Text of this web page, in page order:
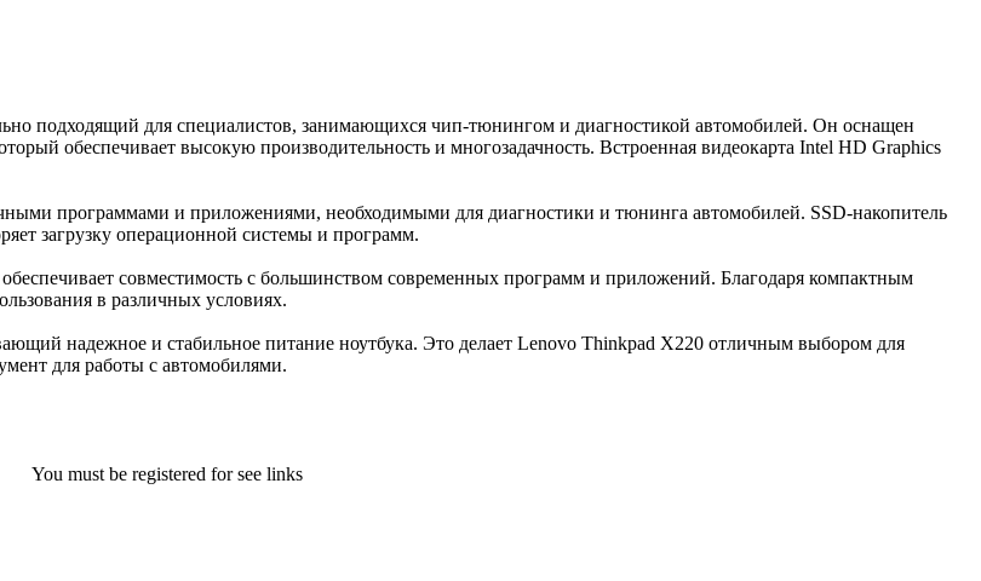
подходящий для специалистов, занимающихся чип-тюнингом и диагностикой автомобилей. Он оснащен
обеспечивает высокую производительность и многозадачность. Встроенная видеокарта Intel HD Graphics
программами и приложениями, необходимыми для диагностики и тюнинга автомобилей. SSD-накопитель
загрузку операционной системы и программ.
совместимость с большинством современных программ и приложений. Благодаря компактным
в различных условиях.
надежное и стабильное питание ноутбука. Это делает Lenovo Thinkpad X220 отличным выбором для
для работы с автомобилями.
You must be registered for see links